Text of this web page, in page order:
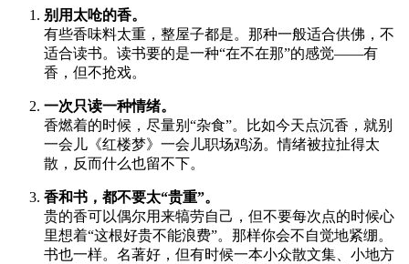
别用太呛的香。
有些香味料太重，整屋子都是。那种一般适合供佛，不
适合读书。读书要的是一种“在不在那”的感觉——有
香，但不抢戏。
一次只读一种情绪。
香燃着的时候，尽量别“杂食”。比如今天点沉香，就别
一会儿《红楼梦》一会儿职场鸡汤。情绪被拉扯得太
散，反而什么也留不下。
香和书，都不要太“贵重”。
贵的香可以偶尔用来犒劳自己，但不要每次点的时候心
里想着“这根好贵不能浪费”。那样你会不自觉地紧绷。
书也一样。名著好，但有时候一本小众散文集、小地方